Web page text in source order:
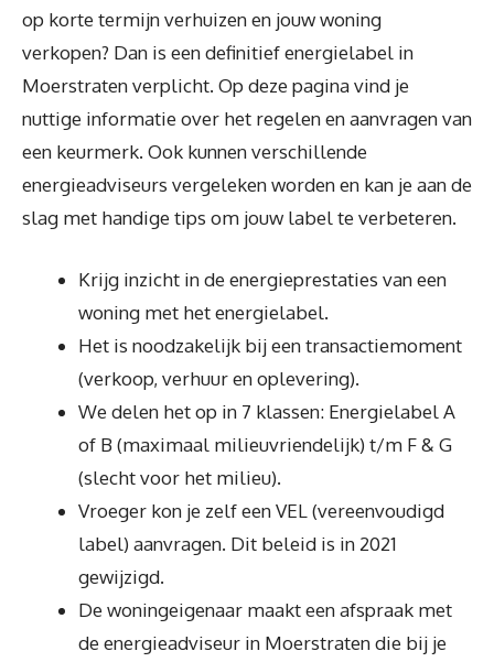
op korte termijn verhuizen en jouw woning
verkopen? Dan is een definitief energielabel in
Moerstraten verplicht. Op deze pagina vind je
nuttige informatie over het regelen en aanvragen van
een keurmerk. Ook kunnen verschillende
energieadviseurs vergeleken worden en kan je aan de
slag met handige tips om jouw label te verbeteren.
Krijg inzicht in de energieprestaties van een
woning met het energielabel.
Het is noodzakelijk bij een transactiemoment
(verkoop, verhuur en oplevering).
We delen het op in 7 klassen: Energielabel A
of B (maximaal milieuvriendelijk) t/m F & G
(slecht voor het milieu).
Vroeger kon je zelf een VEL (vereenvoudigd
label) aanvragen. Dit beleid is in 2021
gewijzigd.
De woningeigenaar maakt een afspraak met
de energieadviseur in Moerstraten die bij je